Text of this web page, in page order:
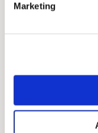
Marketing
Getrennte
Neues Feld
Sortierung: